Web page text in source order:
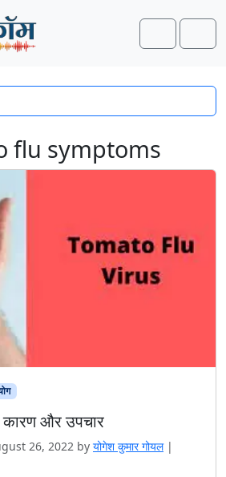
Search
flu symptoms
कारण और उपचार
26, 2022 by योगेश कुमार गोयल |